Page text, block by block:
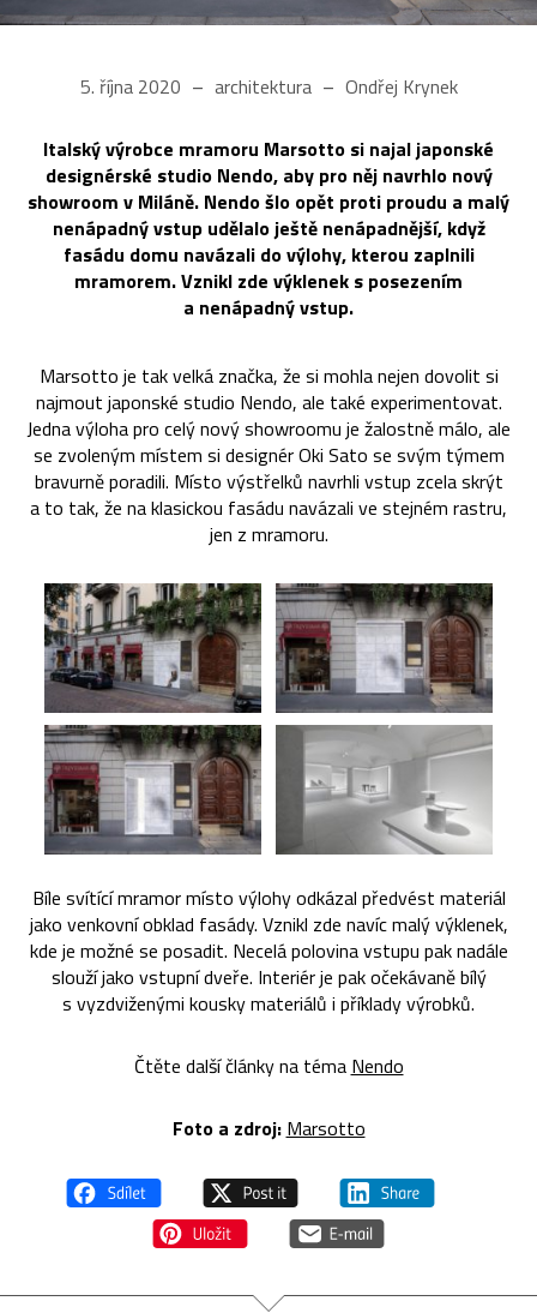
5. října 2020 architektura Ondřej Krynek
Italský výrobce mramoru Marsotto si najal japonské
designérské studio Nendo, aby pro něj navrhlo nový
showroom v Miláně. Nendo šlo opět proti proudu a malý
nenápadný vstup udělalo ještě nenápadnější, když
fasádu domu navázali do výlohy, kterou zaplnili
mramorem. Vznikl zde výklenek s posezením
a nenápadný vstup.
Marsotto je tak velká značka, že si mohla nejen dovolit si
najmout japonské studio Nendo, ale také experimentovat.
Jedna výloha pro celý nový showroomu je žalostně málo, ale
se zvoleným místem si designér Oki Sato se svým týmem
bravurně poradili. Místo výstřelků navrhli vstup zcela skrýt
a to tak, že na klasickou fasádu navázali ve stejném rastru,
jen z mramoru.
Bíle svítící mramor místo výlohy odkázal předvést materiál
jako venkovní obklad fasády. Vznikl zde navíc malý výklenek,
kde je možné se posadit. Necelá polovina vstupu pak nadále
slouží jako vstupní dveře. Interiér je pak očekávaně bílý
s vyzdviženými kousky materiálů i příklady výrobků.
Čtěte další články na téma Nendo
Foto a zdroj: Marsotto